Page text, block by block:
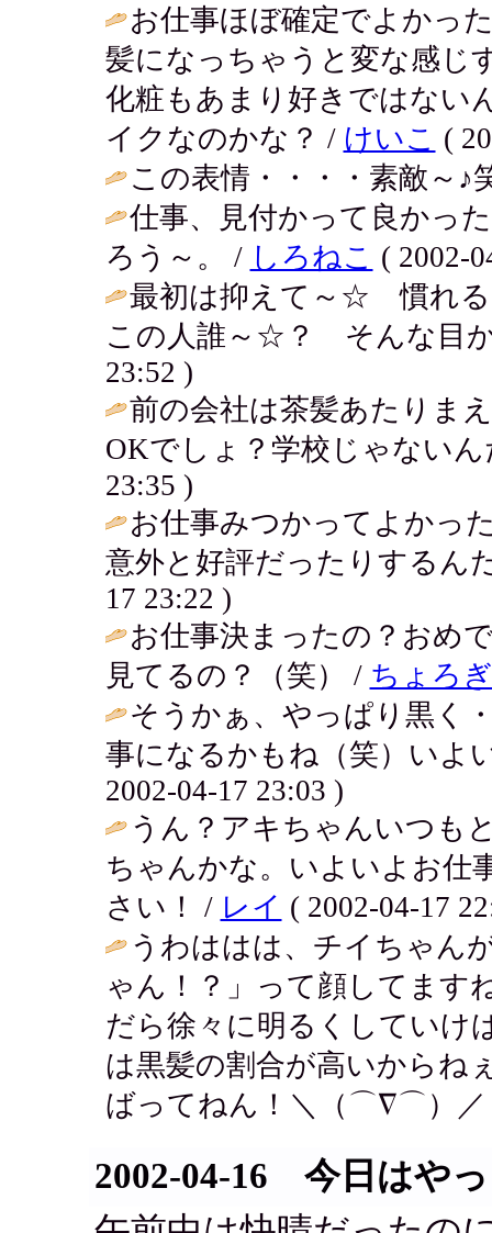
お仕事ほぼ確定でよかっ
髪になっちゃうと変な感じ
化粧もあまり好きではない
イクなのかな？ / けいこ (
この表情・・・・素敵～♪
仕事、見付かって良かっ
ろう～。 / しろねこ ( 2002-
最初は抑えて～☆ 慣れ
この人誰～☆？ そんな目
23:52 )
前の会社は茶髪あたりま
OKでしょ？学校じゃない
23:35 )
お仕事みつかってよかっ
意外と好評だったりするん
17 23:22 )
お仕事決まったの？おめ
見てるの？（笑） / ちょろぎ
そうかぁ、やっぱり黒く
事になるかもね（笑）いよ
2002-04-17 23:03 )
うん？アキちゃんいつも
ちゃんかな。いよいよお仕
さい！ / レイ ( 2002-04-17
うわははは、チイちゃん
ゃん！？」って顔してま
だら徐々に明るくしてい
は黒髪の割合が高いからね
ばってねん！＼（⌒∇⌒）
2002-04-16 今日はや